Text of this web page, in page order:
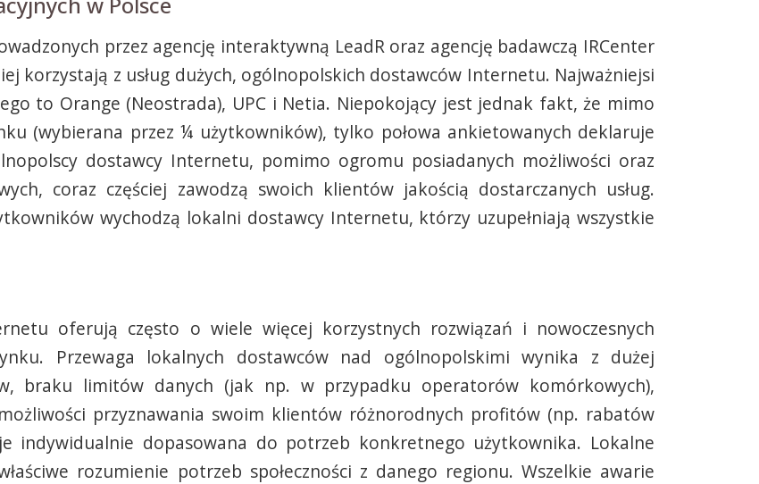
przez agencję interaktywną LeadR oraz agencję badawczą IRCenter
korzystają z usług dużych, ogólnopolskich dostawców Internetu. Najważniejsi
to Orange (Neostrada), UPC i Netia. Niepokojący jest jednak fakt, że mimo
(wybierana przez ¼ użytkowników), tylko połowa ankietowanych deklaruje
dostawcy Internetu, pomimo ogromu posiadanych możliwości oraz
coraz częściej zawodzą swoich klientów jakością dostarczanych usług.
wychodzą lokalni dostawcy Internetu, którzy uzupełniają wszystkie
oferują często o wiele więcej korzystnych rozwiązań i nowoczesnych
Przewaga lokalnych dostawców nad ogólnopolskimi wynika z dużej
braku limitów danych (jak np. w przypadku operatorów komórkowych),
przyznawania swoim klientów różnorodnych profitów (np. rabatów
indywidualnie dopasowana do potrzeb konkretnego użytkownika. Lokalne
rozumienie potrzeb społeczności z danego regionu. Wszelkie awarie